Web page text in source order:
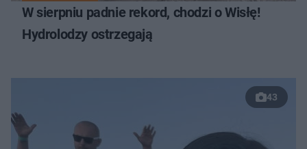
W sierpniu padnie rekord, chodzi o Wisłę!
Hydrolodzy ostrzegają
43